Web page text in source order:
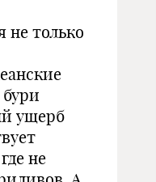
не только
ущерб
не